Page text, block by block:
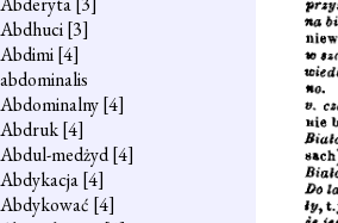
Abdhuci[3]
Abdimi[4]
abdominalis
Abdominalny[4]
Abdruk[4]
Abdul-medżyd[4]
Abdykacja[4]
Abdykować [4]